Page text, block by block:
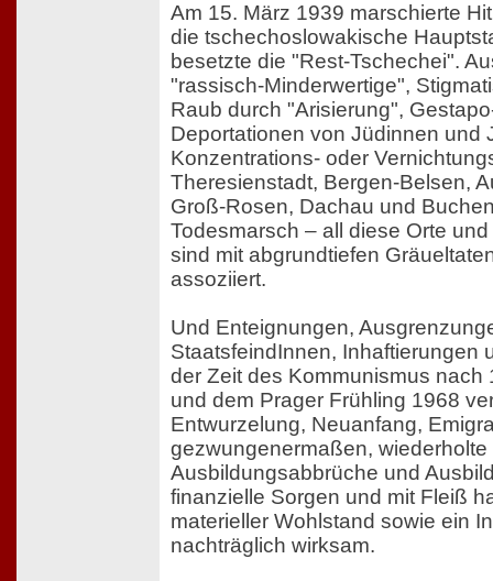
Am 15. März 1939 marschierte
die tschechoslowakische
besetzte die "Rest-Tschechei".
"rassisch-Minderwertige",
Raub durch "Arisierung",
Deportationen von Jüdinnen und
Konzentrations- oder
Theresienstadt, Bergen-Belsen,
Groß-Rosen, Dachau und
Todesmarsch – all diese Orte
sind mit abgrundtiefen
assoziiert.
Und Enteignungen,
StaatsfeindInnen, Inhaftierungen
der Zeit des Kommunismus nach
und dem Prager Frühling 1968
Entwurzelung, Neuanfang,
gezwungenermaßen,
Ausbildungsabbrüche und
finanzielle Sorgen und mit Fleiß
materieller Wohlstand sowie ein
nachträglich wirksam.